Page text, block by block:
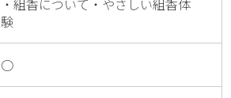
・組香について・やさしい組香体
験
○